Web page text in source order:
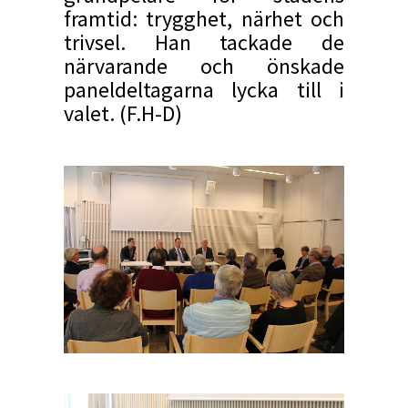
framtid: trygghet, närhet och
trivsel. Han tackade de
närvarande och önskade
paneldeltagarna lycka till i
valet. (F.H-D)